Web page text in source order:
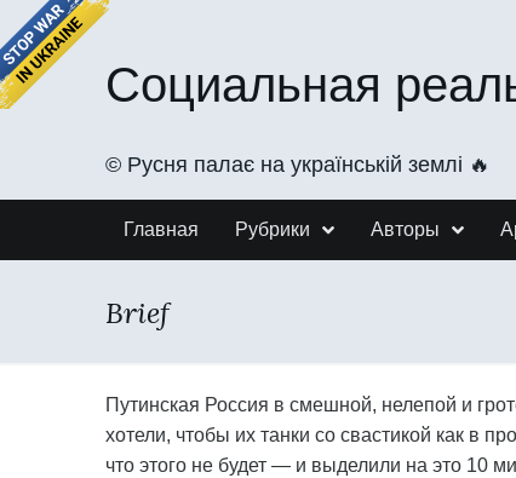
Социальная
©️ Русня палає на українській землі 🔥
Главная Рубрики Авторы
Brief
Путинская Россия в смешной, нелепой и
хотели, чтобы их танки со свастикой как в
что этого не будет — и выделили на это 10